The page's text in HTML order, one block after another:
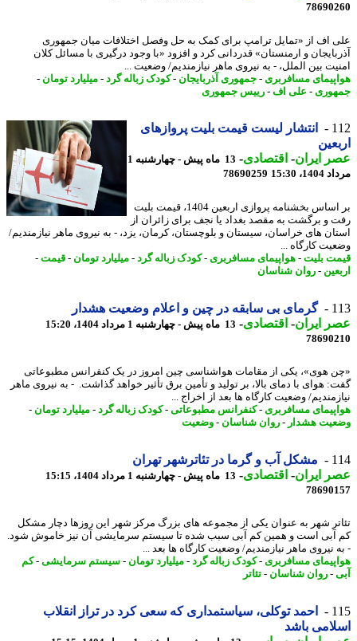
اف از «تمایل ترامپ برای کمک به حل وفصل اختلافات میان جمهوری
و ارمنستان» قدردانی کرد و افزود «با وجود درگیری با مسائل کلان
بین الملل، - به نیروی ماهر نیازمندیم/ وضعیت ...
مسافربری - جمهوری آذربایجان-کودک زباله گرد-میلیارد تومان-
- علی اف - رییس جمهوری
انتشار لیست قیمت بلیت پروازهای
ایران- اقتصادی-
13 ماه پیش - چهارشنبه 1
15:30
78690259
بر اساس بخشنامه پروازی اربعین 1404، قیمت بلیت
و برگشت به مقصد بغداد یا نجف برای زائران از
های خراسان، سیستان و بلوچستان، کرمان، یزد، - به نیروی ماهر نیازمندیم/
کارگاه ...
بلیت -هواپیمای مسافربری - کودک زباله گرد-میلیارد تومان-قیمت-
-روان شناسان
گرمای بی سابقه در چین و اعلام وضعیت هشدار
ایران- اقتصادی-13 ماه پیش - چهارشنبه 1 مرداد 1404، 15:20
هوی»، یکی از مقامات هواشناسی چین امروز در یک کنفرانس مطبوعاتی
هوای با دمای بالا، بر تولید و تأمین برق تأثیر خواهد گذاشت. - به نیروی ماهر
وضعیت کارگاه ها بعد از اخراج ...
مسافربری - کنفرانس مطبوعاتی-کودک زباله گرد-میلیارد تومان-
هشدار-روان شناسان-وضعیت
مشکل آب و گرما در تئاترشهر تهران
ایران- اقتصادی-13 ماه پیش - چهارشنبه 1 مرداد 1404، 15:15
شهر به عنوان یکی از مجموعه های بزرگ مرکز شهر این روزها دچار مشکل
آبی است و همین کم آبی سبب شده تا سیستم سرمایشی آن نیز خاموش شود.
نیروی ماهر نیازمندیم/ وضعیت کارگاه ها بعد ...
مسافربری - کودک زباله گرد-میلیارد تومان-سیستم سرمایشی-کم
روان شناسان-تئاتر
احمد توکلی، سیاستمداری که سعی کرد در تراز انقلاب
باشد